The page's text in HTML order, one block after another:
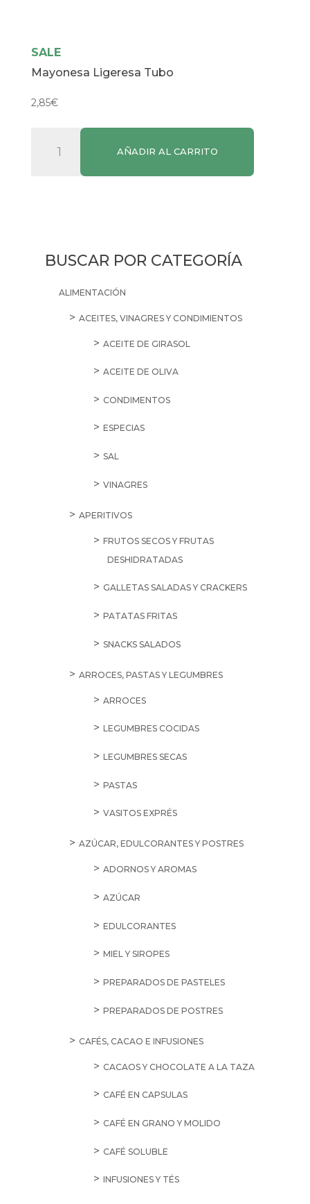
SALE
Mayonesa Ligeresa Tubo
2,85€
Mayonesa
Ligeresa
AÑADIR AL CARRITO
BUSCAR POR CATEGORÍA
ALIMENTACIÓN
ACEITES, VINAGRES Y CONDIMIENTOS
ACEITE DE GIRASOL
ACEITE DE OLIVA
CONDIMENTOS
ESPECIAS
SAL
VINAGRES
APERITIVOS
FRUTOS SECOS Y FRUTAS
DESHIDRATADAS
GALLETAS SALADAS Y CRACKERS
PATATAS FRITAS
SNACKS SALADOS
ARROCES, PASTAS Y LEGUMBRES
ARROCES
LEGUMBRES COCIDAS
LEGUMBRES SECAS
PASTAS
VASITOS EXPRÉS
AZÚCAR, EDULCORANTES Y POSTRES
ADORNOS Y AROMAS
AZÚCAR
EDULCORANTES
MIEL Y SIROPES
PREPARADOS DE PASTELES
PREPARADOS DE POSTRES
CAFÉS, CACAO E INFUSIONES
CACAOS Y CHOCOLATE A LA TAZA
CAFÉ EN CAPSULAS
CAFÉ EN GRANO Y MOLIDO
CAFÉ SOLUBLE
INFUSIONES Y TÉS